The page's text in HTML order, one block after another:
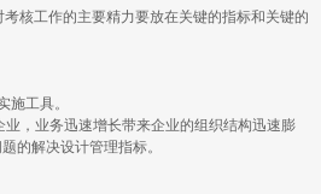
核工作的主要精力要放在关键的指标和关键的
工具。
，业务迅速增长带来企业的组织结构迅速膨
的解决设计管理指标。